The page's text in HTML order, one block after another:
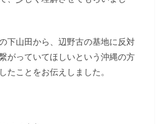
下山田から、辺野古の基地に反対
がっていてほしいという沖縄の方
たことをお伝えしました。